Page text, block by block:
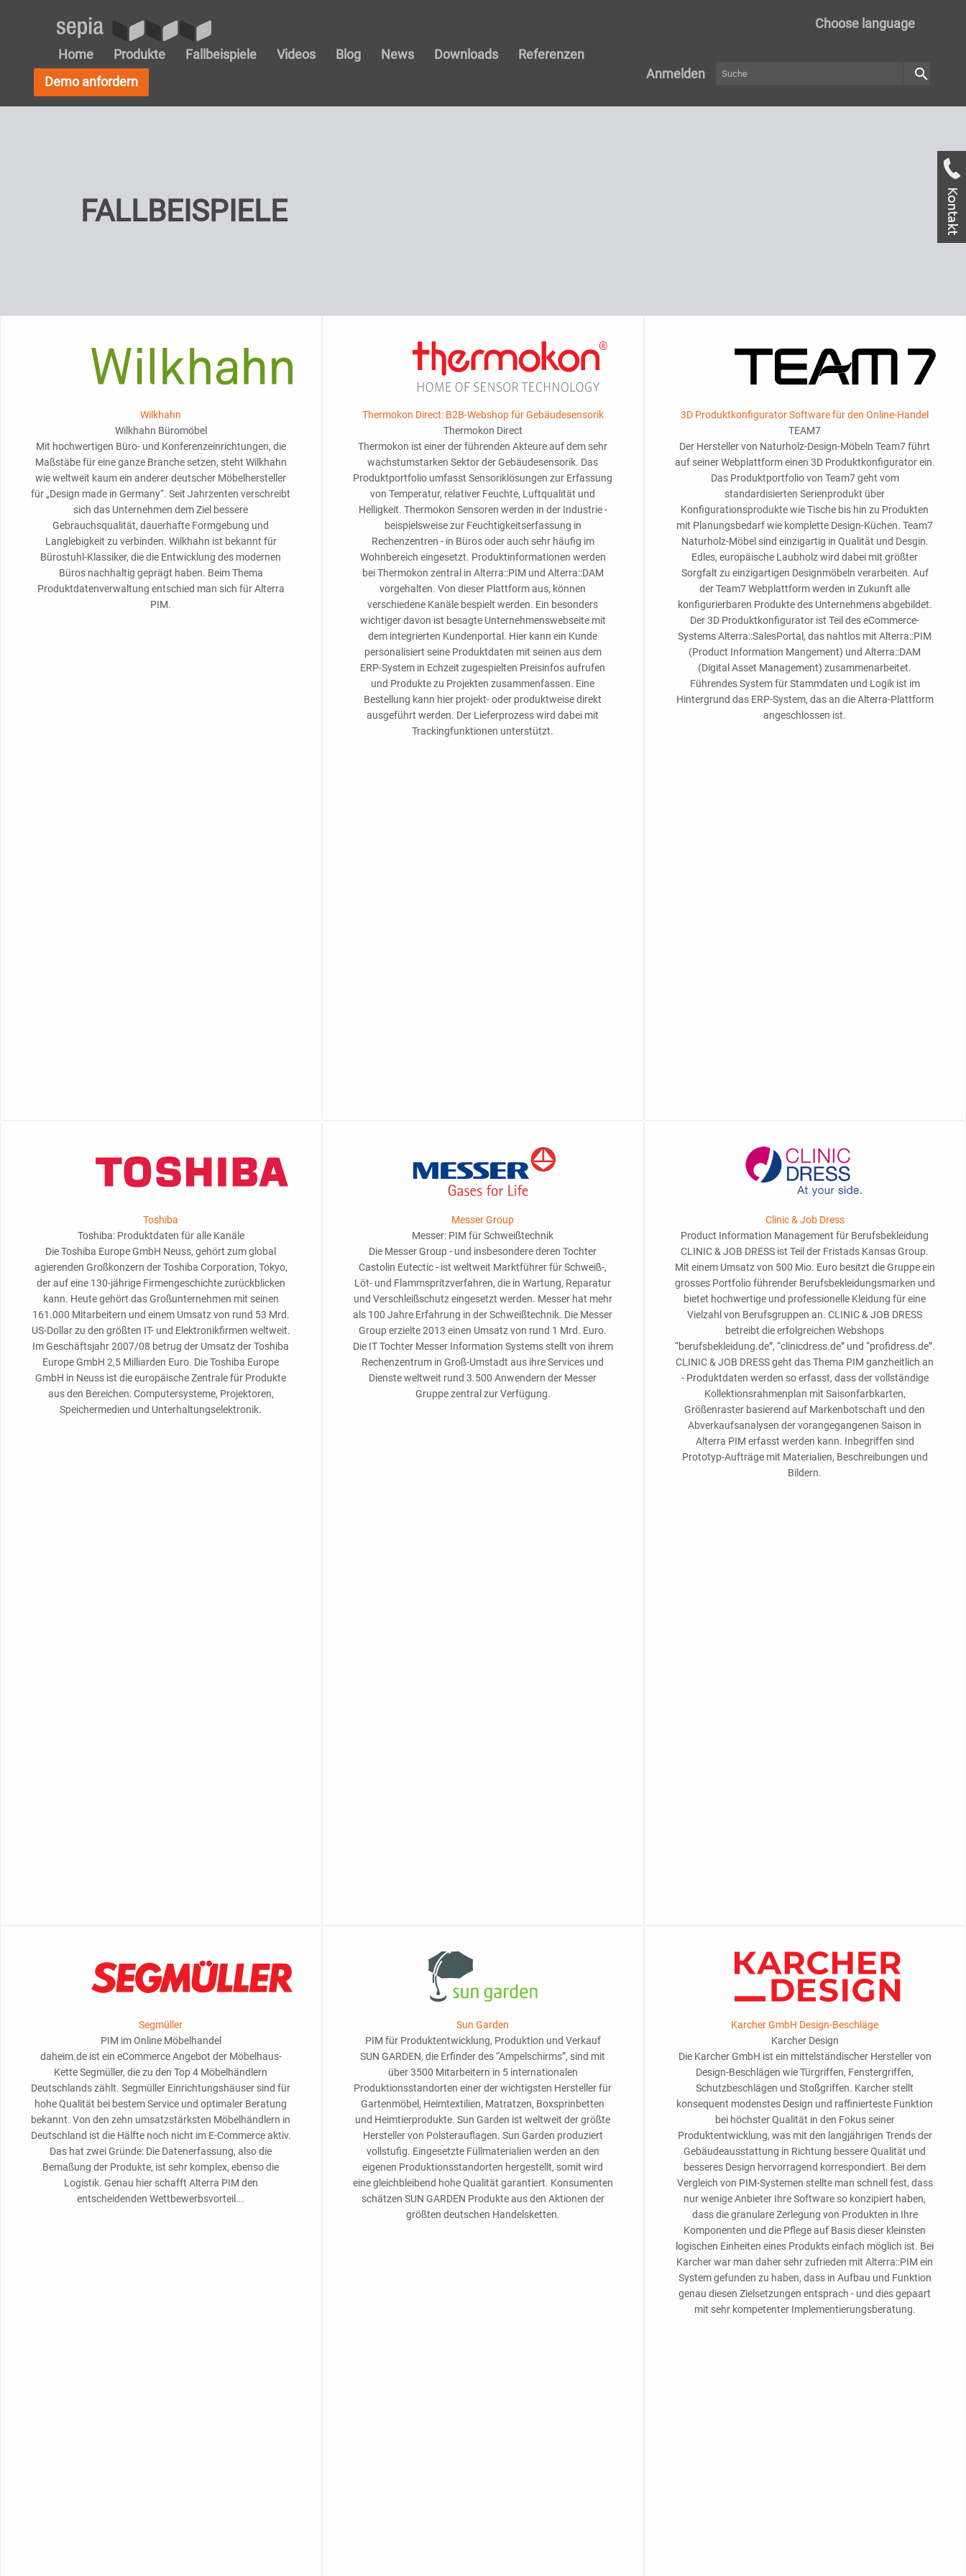
Choose language
Home Produkte Fallbeispiele Videos Blog News Downloads
Referenzen
Demo anfordern
Anmelden search
FALLBEISPIELE
Wilkhahn
Wilkhahn Büromöbel
Mit hochwertigen Büro- und Konferenzeinrichtungen, die
Maßstäbe für eine ganze Branche setzen, steht Wilkhahn
wie weltweit kaum ein anderer deutscher Möbelhersteller
für „Design made in Germany“. Seit Jahrzenten verschreibt
sich das Unternehmen dem Ziel bessere
Gebrauchsqualität, dauerhafte Formgebung und
Langlebigkeit zu verbinden. Wilkhahn ist bekannt für
Bürostuhl-Klassiker, die die Entwicklung des modernen
Büros nachhaltig geprägt haben. Beim Thema
Produktdatenverwaltung entschied man sich für Alterra
PIM.
Thermokon Direct: B2B-Webshop für Gebäudesensorik
Thermokon Direct
Thermokon ist einer der führenden Akteure auf dem sehr
wachstumstarken Sektor der Gebäudesensorik. Das
Produktportfolio umfasst Sensoriklösungen zur Erfassung
von Temperatur, relativer Feuchte, Luftqualität und
Helligkeit. Thermokon Sensoren werden in der Industrie -
beispielsweise zur Feuchtigkeitserfassung in
Rechenzentren - in Büros oder auch sehr häufig im
Wohnbereich eingesetzt. Produktinformationen werden
bei Thermokon zentral in Alterra::PIM und Alterra::DAM
vorgehalten. Von dieser Plattform aus, können
verschiedene Kanäle bespielt werden. Ein besonders
wichtiger davon ist besagte Unternehmenswebseite mit
dem integrierten Kundenportal. Hier kann ein Kunde
personalisiert seine Produktdaten mit seinen aus dem
ERP-System in Echzeit zugespielten Preisinfos aufrufen
und Produkte zu Projekten zusammenfassen. Eine
Bestellung kann hier projekt- oder produktweise direkt
ausgeführt werden. Der Lieferprozess wird dabei mit
Trackingfunktionen unterstützt.
3D Produktkonfigurator Software für den Online-Handel
TEAM7
Der Hersteller von Naturholz-Design-Möbeln Team7 führt
auf seiner Webplattform einen 3D Produktkonfigurator ein.
Das Produktportfolio von Team7 geht vom
standardisierten Serienprodukt über
Konfigurationsprodukte wie Tische bis hin zu Produkten
mit Planungsbedarf wie komplette Design-Küchen. Team7
Naturholz-Möbel sind einzigartig in Qualität und Desgin.
Edles, europäische Laubholz wird dabei mit größter
Sorgfalt zu einzigartigen Designmöbeln verarbeiten. Auf
der Team7 Webplattform werden in Zukunft alle
konfigurierbaren Produkte des Unternehmens abgebildet.
Der 3D Produktkonfigurator ist Teil des eCommerce-
Systems Alterra::SalesPortal, das nahtlos mit Alterra::PIM
(Product Information Mangement) und Alterra::DAM
(Digital Asset Management) zusammenarbeitet.
Führendes System für Stammdaten und Logik ist im
Hintergrund das ERP-System, das an die Alterra-Plattform
angeschlossen ist.
Toshiba
Toshiba: Produktdaten für alle Kanäle
Die Toshiba Europe GmbH Neuss, gehört zum global
agierenden Großkonzern der Toshiba Corporation, Tokyo,
der auf eine 130-jährige Firmengeschichte zurückblicken
kann. Heute gehört das Großunternehmen mit seinen
161.000 Mitarbeitern und einem Umsatz von rund 53 Mrd.
US-Dollar zu den größten IT- und Elektronikfirmen weltweit.
Im Geschäftsjahr 2007/08 betrug der Umsatz der Toshiba
Europe GmbH 2,5 Milliarden Euro. Die Toshiba Europe
GmbH in Neuss ist die europäische Zentrale für Produkte
aus den Bereichen: Computersysteme, Projektoren,
Speichermedien und Unterhaltungselektronik.
Messer Group
Messer: PIM für Schweißtechnik
Die Messer Group - und insbesondere deren Tochter
Castolin Eutectic - ist weltweit Marktführer für Schweiß-,
Löt- und Flammspritzverfahren, die in Wartung, Reparatur
und Verschleißschutz eingesetzt werden. Messer hat mehr
als 100 Jahre Erfahrung in der Schweißtechnik. Die Messer
Group erzielte 2013 einen Umsatz von rund 1 Mrd. Euro.
Die IT Tochter Messer Information Systems stellt von ihrem
Rechenzentrum in Groß-Umstadt aus ihre Services und
Dienste weltweit rund 3.500 Anwendern der Messer
Gruppe zentral zur Verfügung.
Clinic & Job Dress
Product Information Management für Berufsbekleidung
CLINIC & JOB DRESS ist Teil der Fristads Kansas Group.
Mit einem Umsatz von 500 Mio. Euro besitzt die Gruppe ein
grosses Portfolio führender Berufsbekleidungsmarken und
bietet hochwertige und professionelle Kleidung für eine
Vielzahl von Berufsgruppen an. CLINIC & JOB DRESS
betreibt die erfolgreichen Webshops
“berufsbekleidung.de”, “clinicdress.de” und “profidress.de”.
CLINIC & JOB DRESS geht das Thema PIM ganzheitlich an
- Produktdaten werden so erfasst, dass der vollständige
Kollektionsrahmenplan mit Saisonfarbkarten,
Größenraster basierend auf Markenbotschaft und den
Abverkaufsanalysen der vorangegangenen Saison in
Alterra PIM erfasst werden kann. Inbegriffen sind
Prototyp-Aufträge mit Materialien, Beschreibungen und
Bildern.
Segmüller
PIM im Online Möbelhandel
daheim.de ist ein eCommerce Angebot der Möbelhaus-
Kette Segmüller, die zu den Top 4 Möbelhändlern
Deutschlands zählt. Segmüller Einrichtungshäuser sind für
hohe Qualität bei bestem Service und optimaler Beratung
bekannt. Von den zehn umsatzstärksten Möbelhändlern in
Deutschland ist die Hälfte noch nicht im E-Commerce aktiv.
Das hat zwei Gründe: Die Datenerfassung, also die
Bemaßung der Produkte, ist sehr komplex, ebenso die
Logistik. Genau hier schafft Alterra PIM den
entscheidenden Wettbewerbsvorteil...
Sun Garden
PIM für Produktentwicklung, Produktion und Verkauf
SUN GARDEN, die Erfinder des “Ampelschirms”, sind mit
über 3500 Mitarbeitern in 5 internationalen
Produktionsstandorten einer der wichtigsten Hersteller für
Gartenmöbel, Heimtextilien, Matratzen, Boxsprinbetten
und Heimtierprodukte. Sun Garden ist weltweit der größte
Hersteller von Polsterauflagen. Sun Garden produziert
vollstufig. Eingesetzte Füllmaterialien werden an den
eigenen Produktionsstandorten hergestellt, somit wird
eine gleichbleibend hohe Qualität garantiert. Konsumenten
schätzen SUN GARDEN Produkte aus den Aktionen der
größten deutschen Handelsketten.
Karcher GmbH Design-Beschläge
Karcher Design
Die Karcher GmbH ist ein mittelständischer Hersteller von
Design-Beschlägen wie Türgriffen, Fenstergriffen,
Schutzbeschlägen und Stoßgriffen. Karcher stellt
konsequent modenstes Design und raffinierteste Funktion
bei höchster Qualität in den Fokus seiner
Produktentwicklung, was mit den langjährigen Trends der
Gebäudeausstattung in Richtung bessere Qualität und
besseres Design hervorragend korrespondiert. Bei dem
Vergleich von PIM-Systemen stellte man schnell fest, dass
nur wenige Anbieter Ihre Software so konzipiert haben,
dass die granulare Zerlegung von Produkten in Ihre
Komponenten und die Pflege auf Basis dieser kleinsten
logischen Einheiten eines Produkts einfach möglich ist. Bei
Karcher war man daher sehr zufrieden mit Alterra::PIM ein
System gefunden zu haben, dass in Aufbau und Funktion
genau diesen Zielsetzungen entsprach - und dies gepaart
mit sehr kompetenter Implementierungsberatung.